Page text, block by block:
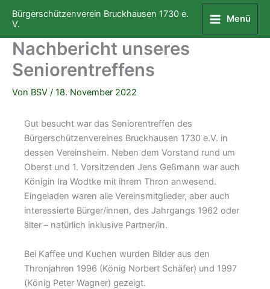
Inhalt
springen
Bürgerschützenverein Bruckhausen 1730 e.
V.
Menü
Nachbericht unseres
Seniorentreffens
Von BSV / 18. November 2022
Gut besucht war das Seniorentreffen des
Bürgerschützenvereines Bruckhausen 1730 e.V. in
dessen Vereinsheim. Neben dem Vorstand rund um
Oberst und 1. Vorsitzenden Jens Geßmann war auch
Königin Ira Wodtke mit ihrem Thron anwesend.
Eingeladen waren alle Vereinsmitglieder, aber auch
interessierte Bürger/innen, des Jahrgangs 1962 oder
älter – natürlich inklusive Partner/in.
Bei Kaffee und Kuchen wurden Bilder aus den
Thronjahren 1996 (König Norbert Schäfer) und 1997
(König Peter Wagner) gezeigt.